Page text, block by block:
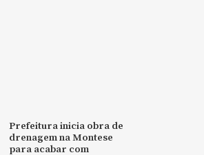
Prefeitura inicia obra de
drenagem na Montese
para acabar com